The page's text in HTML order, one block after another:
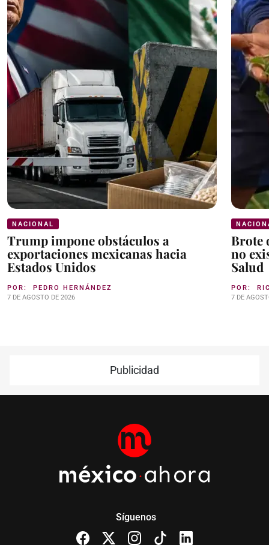
NACIONAL
Trump impone obstáculos a
exportaciones mexicanas hacia
Estados Unidos
POR: PEDRO HERNÁNDEZ
7 DE AGOSTO DE 2026
Brote
no
Salud
POR:
7 DE
Publicidad
Síguenos